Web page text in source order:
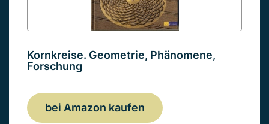
Kornkreise. Geometrie, Phänomene,
Forschung
bei Amazon kaufen